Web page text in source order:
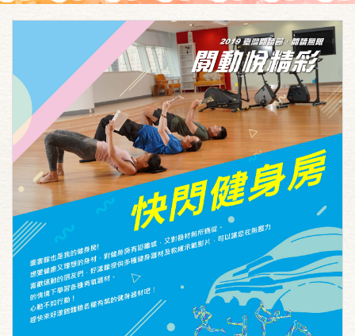
活動總覽
夜跑教室
快閃健身房
閱動挑戰賽
集點攻略
二手書尋寶趣